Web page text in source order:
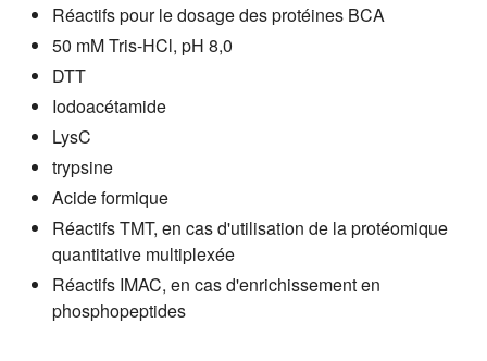
Réactifs pour le dosage des protéines BCA
50 mM Tris-HCl, pH 8,0
DTT
Iodoacétamide
LysC
trypsine
Acide formique
Réactifs TMT, en cas d'utilisation de la protéomique
quantitative multiplexée
Réactifs IMAC, en cas d'enrichissement en
phosphopeptides